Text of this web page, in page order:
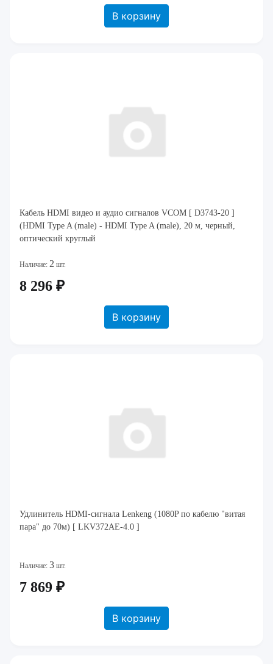
В корзину
Кабель HDMI видео и аудио сигналов VCOM [ D3743-20 ]
(HDMI Type A (male) - HDMI Type A (male), 20 м, черный,
оптический круглый
Наличие: 2 шт.
8 296 ₽
В корзину
Удлинитель HDMI-сигнала Lenkeng (1080P по кабелю "витая
пара" до 70м) [ LKV372AE-4.0 ]
Наличие: 3 шт.
7 869 ₽
В корзину